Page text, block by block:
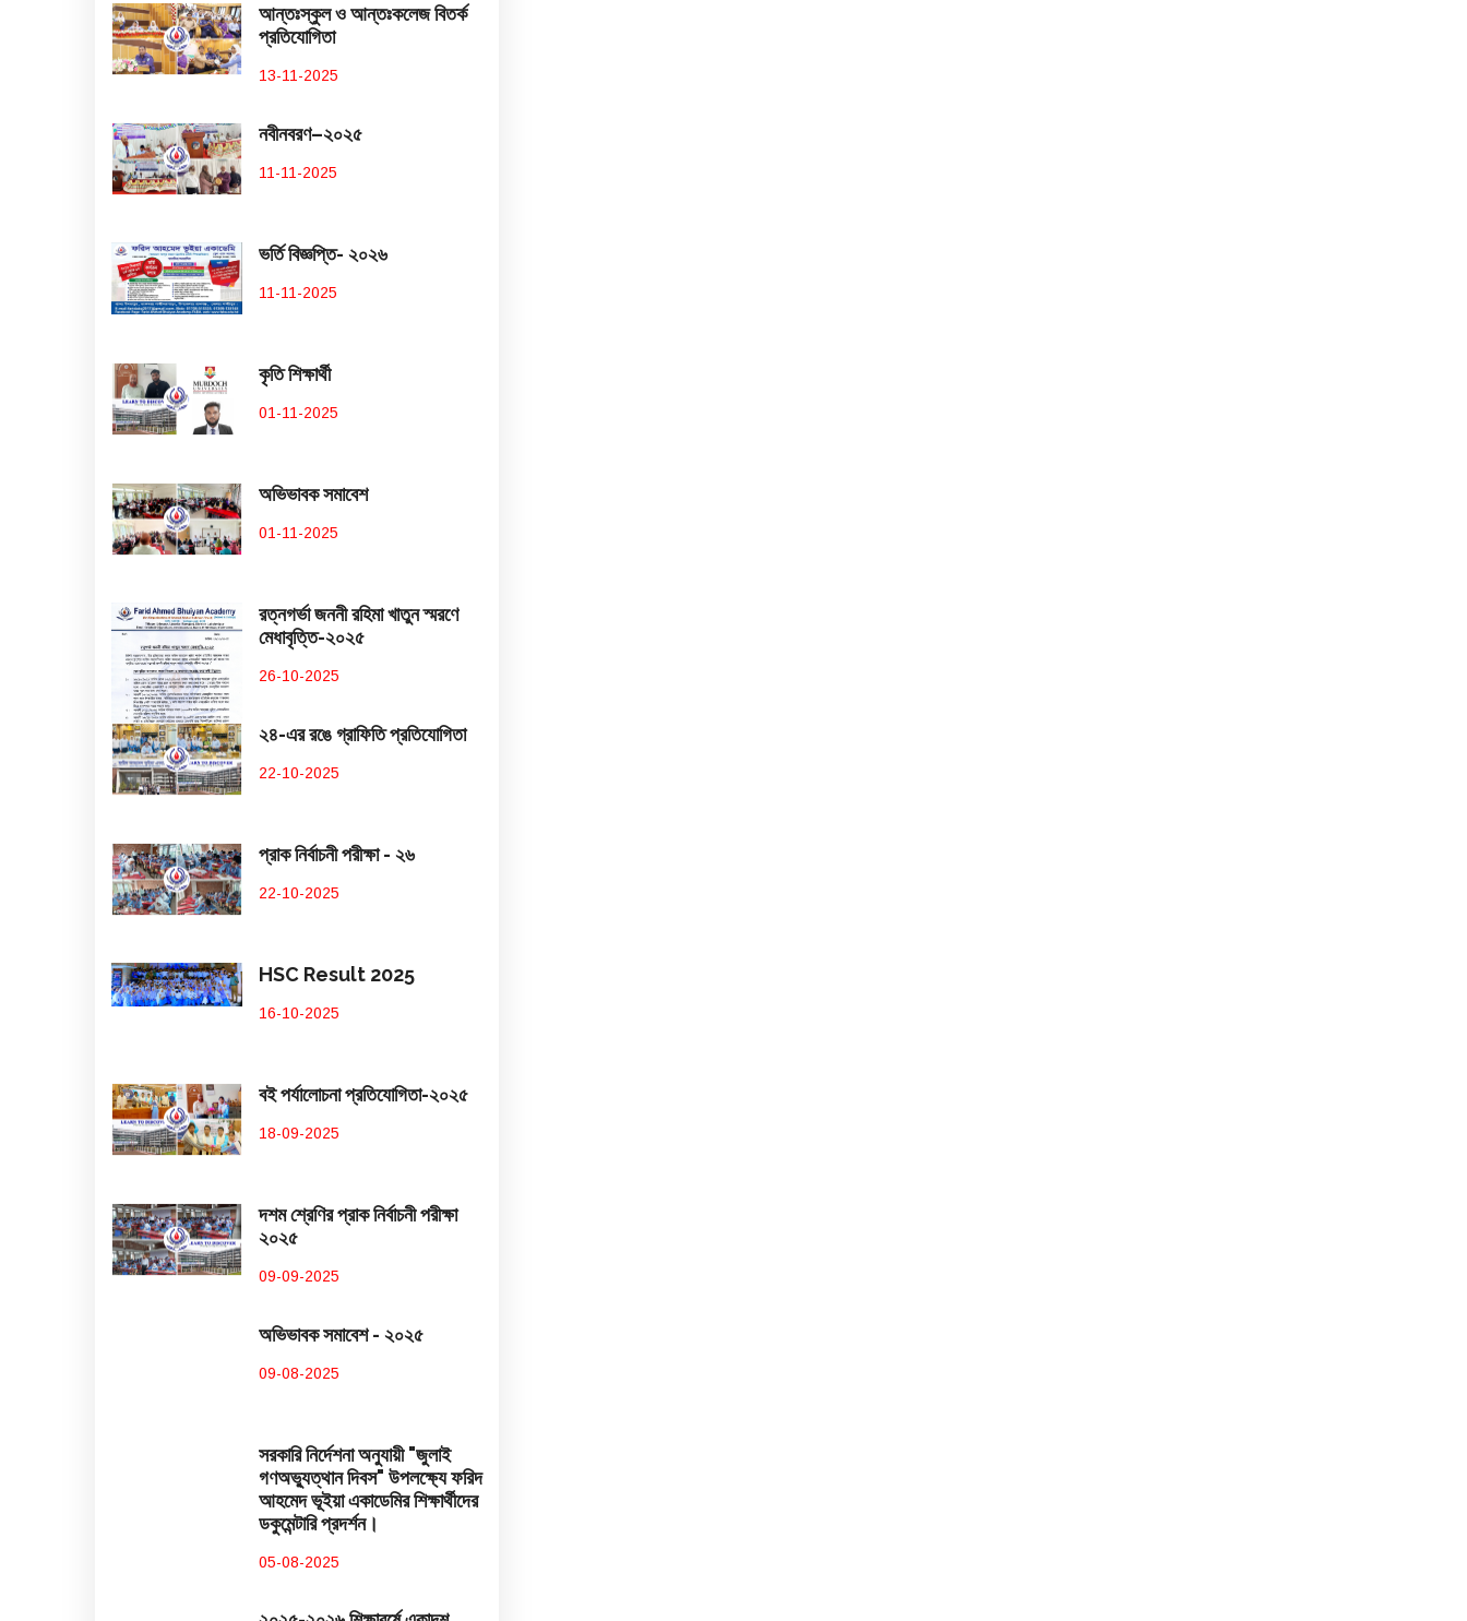
আন্তঃস্কুল ও আন্তঃকলেজ বিতর্ক
প্রতিযোগিতা
13-11-2025
নবীনবরণ–২০২৫
11-11-2025
ভর্তি বিজ্ঞপ্তি- ২০২৬
11-11-2025
কৃতি শিক্ষার্থী
01-11-2025
অভিভাবক সমাবেশ
01-11-2025
রত্নগর্ভা জননী রহিমা খাতুন স্মরণে
মেধাবৃত্তি-২০২৫
26-10-2025
২৪-এর রঙে গ্রাফিতি প্রতিযোগিতা
22-10-2025
প্রাক নির্বাচনী পরীক্ষা - ২৬
22-10-2025
HSC Result 2025
16-10-2025
বই পর্যালোচনা প্রতিযোগিতা-২০২৫
18-09-2025
দশম শ্রেণির প্রাক নির্বাচনী পরীক্ষা
২০২৫
09-09-2025
অভিভাবক সমাবেশ - ২০২৫
09-08-2025
সরকারি নির্দেশনা অনুযায়ী "জুলাই
গণঅভ্যুত্থান দিবস" উপলক্ষ্যে ফরিদ
আহমেদ ভূইয়া একাডেমির শিক্ষার্থীদের
ডকুমেন্টারি প্রদর্শন।
05-08-2025